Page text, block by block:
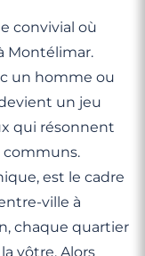
convivial où
Montélimar.
un homme ou
un jeu
qui résonnent
communs.
est le cadre
ville à
chaque quartier
vôtre. Alors